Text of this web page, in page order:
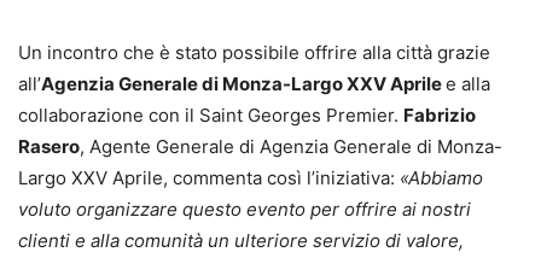
Un incontro che è stato possibile offrire alla città grazie
all’Agenzia Generale di Monza-Largo XXV Aprilee alla
collaborazione con il Saint Georges Premier. Fabrizio
Rasero, Agente Generale di Agenzia Generale di Monza-
Largo XXV Aprile, commenta così l’iniziativa: «Abbiamo
voluto organizzare questo evento per offrire ai nostri
clienti e alla comunità un ulteriore servizio di valore,